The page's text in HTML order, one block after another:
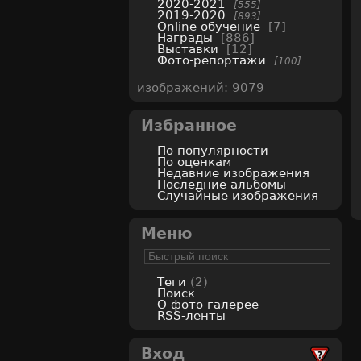
2020-2021 555
2019-2020 893
Online обучение
7
Награды
886
Выставки
12
Фото-репортажи
100
изображений: 9079
Избранное
По популярности
По оценкам
Недавние изображения
Последние альбомы
Случайные изображения
Меню
Теги (2)
Поиск
О фото галерее
RSS-ленты
Вход